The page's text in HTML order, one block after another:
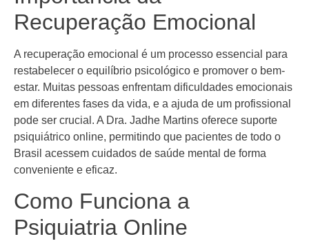
Recuperação Emocional
A recuperação emocional é um processo essencial para
restabelecer o equilíbrio psicológico e promover o bem-
estar. Muitas pessoas enfrentam dificuldades emocionais
em diferentes fases da vida, e a ajuda de um profissional
pode ser crucial. A Dra. Jadhe Martins oferece suporte
psiquiátrico online, permitindo que pacientes de todo o
Brasil acessem cuidados de saúde mental de forma
conveniente e eficaz.
Como Funciona a
Psiquiatria Online